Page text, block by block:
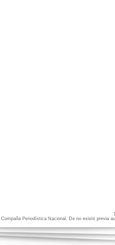
Compaña Periodística Nacional. De no existir previa